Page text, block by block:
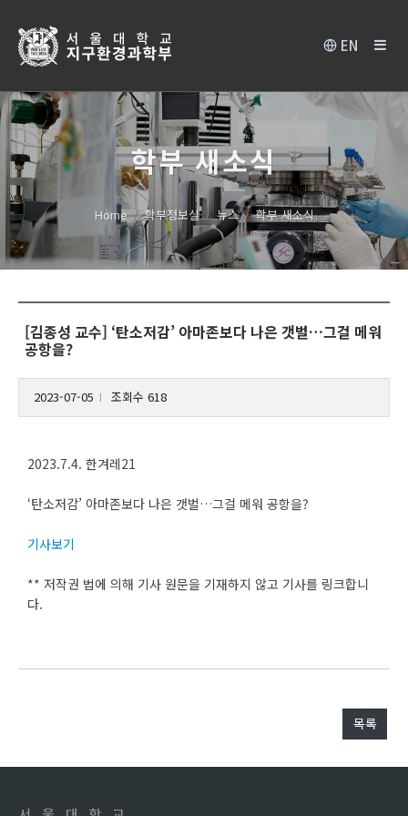
EN
학부 새소식
Home 학부정보실 뉴스 학부 새소식
[김종성 교수] ‘탄소저감’ 아마존보다 나은 갯벌…그걸 메워
공항을?
2023-07-05 조회수 618
2023.7.4. 한겨레21
‘탄소저감’ 아마존보다 나은 갯벌…그걸 메워 공항을?
기사보기
** 저작권 법에 의해 기사 원문을 기재하지 않고 기사를 링크합니
다.
목록